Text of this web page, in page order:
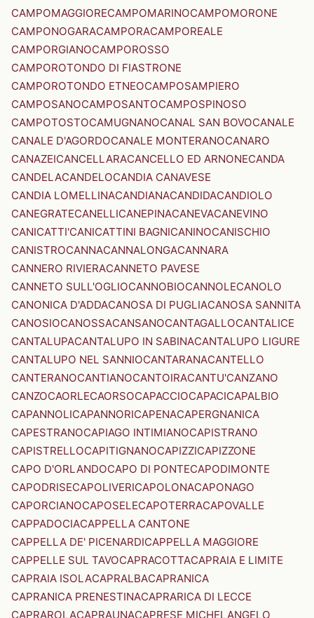
CAMPOMAGGIORECAMPOMARINOCAMPOMORONE
CAMPONOGARACAMPORACAMPOREALE
CAMPORGIANOCAMPOROSSO
CAMPOROTONDO DI FIASTRONE
CAMPOROTONDO ETNEOCAMPOSAMPIERO
CAMPOSANOCAMPOSANTOCAMPOSPINOSO
CAMPOTOSTOCAMUGNANOCANAL SAN BOVOCANALE
CANALE D'AGORDOCANALE MONTERANOCANARO
CANAZEICANCELLARACANCELLO ED ARNONECANDA
CANDELACANDELOCANDIA CANAVESE
CANDIA LOMELLINACANDIANACANDIDACANDIOLO
CANEGRATECANELLICANEPINACANEVACANEVINO
CANICATTI'CANICATTINI BAGNICANINOCANISCHIO
CANISTROCANNACANNALONGACANNARA
CANNERO RIVIERACANNETO PAVESE
CANNETO SULL'OGLIOCANNOBIOCANNOLECANOLO
CANONICA D'ADDACANOSA DI PUGLIACANOSA SANNITA
CANOSIOCANOSSACANSANOCANTAGALLOCANTALICE
CANTALUPACANTALUPO IN SABINACANTALUPO LIGURE
CANTALUPO NEL SANNIOCANTARANACANTELLO
CANTERANOCANTIANOCANTOIRACANTU'CANZANO
CANZOCAORLECAORSOCAPACCIOCAPACICAPALBIO
CAPANNOLICAPANNORICAPENACAPERGNANICA
CAPESTRANOCAPIAGO INTIMIANOCAPISTRANO
CAPISTRELLOCAPITIGNANOCAPIZZICAPIZZONE
CAPO D'ORLANDOCAPO DI PONTECAPODIMONTE
CAPODRISECAPOLIVERICAPOLONACAPONAGO
CAPORCIANOCAPOSELECAPOTERRACAPOVALLE
CAPPADOCIACAPPELLA CANTONE
CAPPELLA DE' PICENARDICAPPELLA MAGGIORE
CAPPELLE SUL TAVOCAPRACOTTACAPRAIA E LIMITE
CAPRAIA ISOLACAPRALBACAPRANICA
CAPRANICA PRENESTINACAPRARICA DI LECCE
CAPRAROLACAPRAUNACAPRESE MICHELANGELO